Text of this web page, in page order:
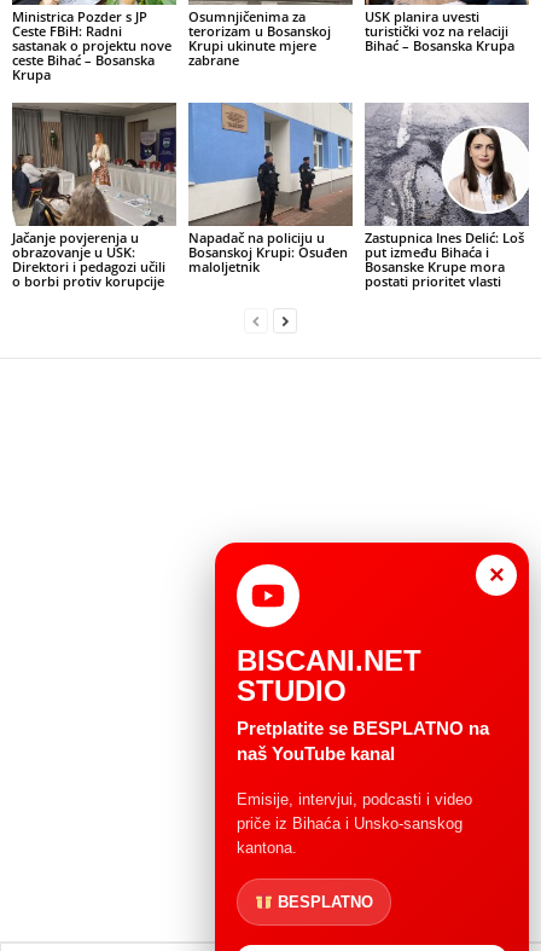
Ministrica Pozder s JP
Ceste FBiH: Radni
sastanak o projektu nove
ceste Bihać – Bosanska
Krupa
Osumnjičenima za
terorizam u Bosanskoj
Krupi ukinute mjere
zabrane
USK planira uvesti
turistički voz na relaciji
Bihać – Bosanska Krupa
Jačanje povjerenja u
obrazovanje u USK:
Direktori i pedagozi učili
o borbi protiv korupcije
Napadač na policiju u
Bosanskoj Krupi: Osuđen
maloljetnik
Zastupnica Ines Delić: Loš
put između Bihaća i
Bosanske Krupe mora
postati prioritet vlasti
×
BISCANI.NET
STUDIO
Pretplatite se BESPLATNO na
naš YouTube kanal
Emisije, intervjui, podcasti i video
priče iz Bihaća i Unsko-sanskog
kantona.
BESPLATNO